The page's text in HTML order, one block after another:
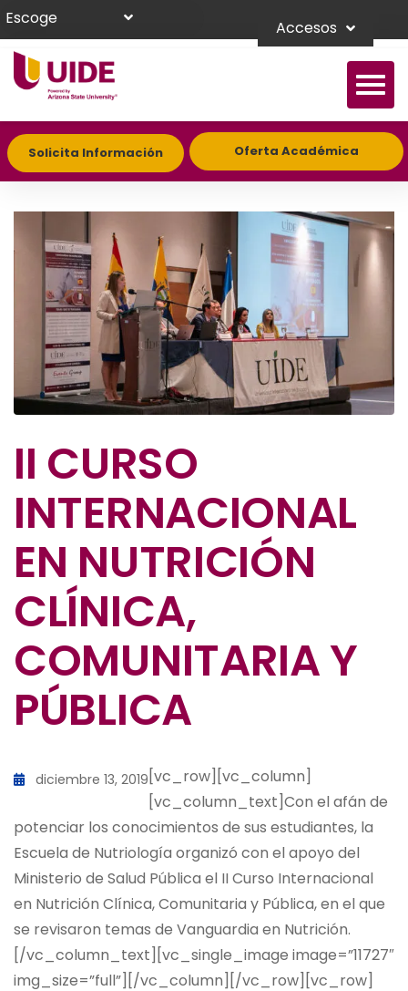
Escoge Accesos
Solicita Información Oferta Académica
II CURSO
INTERNACIONAL
EN NUTRICIÓN
CLÍNICA,
COMUNITARIA Y
PÚBLICA
diciembre 13, 2019 [vc_row][vc_column]
[vc_column_text]Con el afán de
potenciar los conocimientos de sus estudiantes, la
Escuela de Nutriología organizó con el apoyo del
Ministerio de Salud Pública el II Curso Internacional
en Nutrición Clínica, Comunitaria y Pública, en el que
se revisaron temas de Vanguardia en Nutrición.
[/vc_column_text][vc_single_image image=”11727″
img_size=”full”][/vc_column][/vc_row][vc_row]